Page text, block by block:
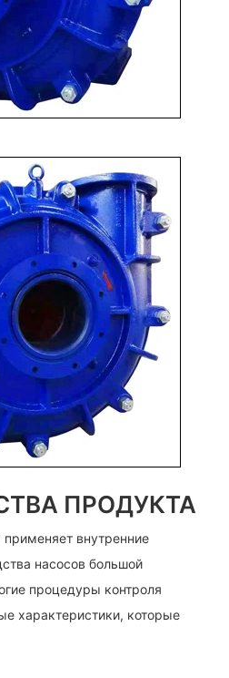
ПРОДУКТА
применяет внутренние
насосов большой
процедуры контроля
характеристики, которые